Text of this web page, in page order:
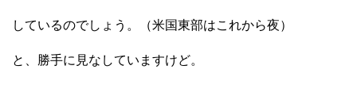
しているのでしょう。（米国東部はこれから夜）
と、勝手に見なしていますけど。